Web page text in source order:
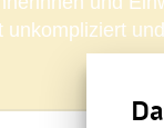
unkompliziert